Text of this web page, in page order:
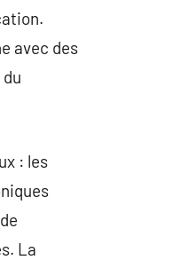
avec des
: les
La